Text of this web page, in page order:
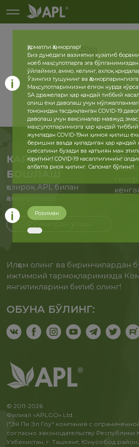
2026
КАРЬЕРАНИ
БОШЛАШ
ҳозироқ APL билан
ҳамкорликда
APL
Илҳом олинг ва биринчилардан
ижтимоий тармоқларимизда
янгиликларини билиб олинг!
ОБУНА БЎЛИНГ:
© 2011-2026
Филиал «APLGO» Ltd.
("Эй Пи Эл Гоу" компания с
согласно законодательству Республики
Узбекистан, г. Ташкент, Юнусобод
Ҳурматли Ҳамкорлар!
Биз дунёдаги вазиятни кузатиб
ноёб маҳсулотларга эга
ўйлаймиз, аммо, келинг, ахлоқ
Ўзингиз тушунинг ва
Маҳсулотларимизни ёлғон нурда
SA дражелари ҳар қандай тиббий
олиш ёки даволаш учун
томонидан тасдиқланган COVID-19
даволаш учун ваксиналар мавжуд
маҳсулотларимизга ҳар қандай
жумладан COVID-19ни ҳимоя қилиш
беришни ваъда қиладиган ҳар қандай
сиёсатини бузади ва қатъиян ман
юритинг! COVID-19 касаллигининг
албатта риоя қилинг. Саломат бўлинг!
Розиман